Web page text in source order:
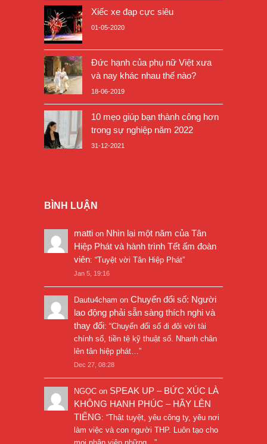
Xiếc xe đạp cực siêu
01-05-2020
Đức hạnh của phụ nữ Việt xưa
và nay khác nhau thế nào?
18-06-2019
10 mẹo giúp bạn thành công hơn
trong sự nghiệp năm 2022
31-12-2021
BÌNH LUẬN
matti on Nhìn lại một năm của Tân
Hiệp Phát và hành trình Tết ấm đoàn
viên: “Tuyệt vời Tân Hiệp Phát”
Jan 5, 19:16
Dautu4cham on Chuyển đổi số: Người
lao động phải sẵn sàng thích nghi và
thay đổi: “Chuyển đổi số đi đôi với tài
chính số, tiền tệ kỹ thuật số. Nhanh chân
lên tân hiệp phát… ”
Dec 27, 08:28
NGỌC on SPEAK UP – BỨC XÚC LÀ
KHÔNG HẠNH PHÚC – HÃY LÊN
TIẾNG: “Thật tuyệt, yêu công ty, yêu nơi
làm việc và con người THP. Luôn tạo cho